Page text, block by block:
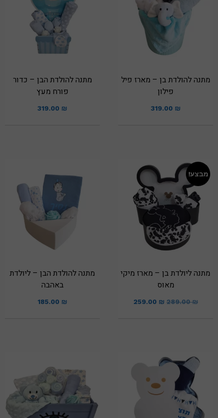
מתנה להולדת בן – מארז פיל
פילון
319.00 ₪
מתנה להולדת הבן – כדור
פורח מעץ
319.00 ₪
מבצע!
מתנה ליולדת בן – מארז מיקי
מאוס
289.00₪
259.00 ₪
מתנה להולדת הבן – ליולדת
באהבה
185.00 ₪